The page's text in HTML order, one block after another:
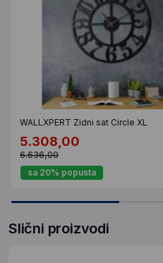
WALLXPERT Zidni sat Circle XL
5.308,00
6.636,00
sa 20% popusta
Slični proizvodi